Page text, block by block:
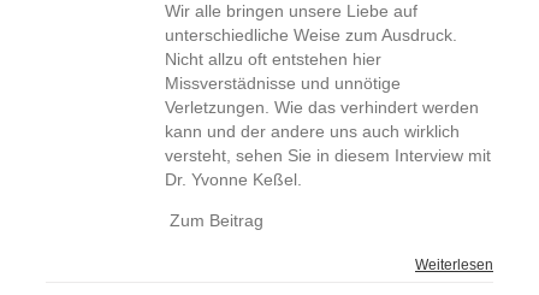
Wir alle bringen unsere Liebe auf
unterschiedliche Weise zum Ausdruck.
Nicht allzu oft entstehen hier
Missverstädnisse und unnötige
Verletzungen. Wie das verhindert werden
kann und der andere uns auch wirklich
versteht, sehen Sie in diesem Interview mit
Dr. Yvonne Keßel.
Zum Beitrag
Weiterlesen